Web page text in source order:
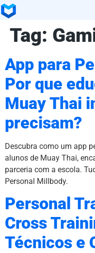
Tag:
App para
Por que
Muay Thai
precisam?
Descubra como um app
alunos de Muay Thai,
parceria com a escola.
Personal Millbody.
Personal
Cross
Técnicos e